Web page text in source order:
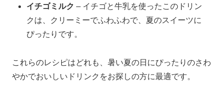
イチゴミルク – イチゴと牛乳を使ったこのドリン
クは、クリーミーでふわふわで、夏のスイーツに
ぴったりです。
これらのレシピはどれも、暑い夏の日にぴったりのさわ
やかでおいしいドリンクをお探しの方に最適です。